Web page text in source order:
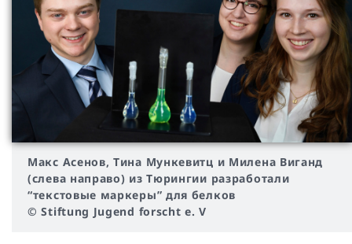
Макс Асенов, Тина Мункевитц и Милена Виганд
(слева направо) из Тюрингии разработали
“текстовые маркеры” для белков
© Stiftung Jugend forscht e. V